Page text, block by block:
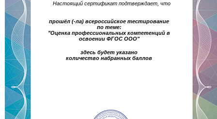
Настоящий сертификат подтверждает, что
прошёл (-ла) всероссийское тестирование
по теме:
"Оценка профессиональных компетенций в
освоении ФГОС ООО"
здесь будет указано
количество набранных баллов